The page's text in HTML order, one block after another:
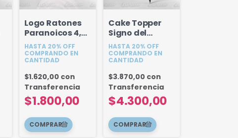
Logo Ratones
Paranoicos 4,5
cm - Modelo 2
HASTA 20% OFF
COMPRANDO EN
CANTIDAD
$1.800,00
$1.620,00 con
Transferencia
Cake Topper
Signo del
Zodiaco
Simbolos 18 cm
- Elegir modelo
HASTA 20% OFF
COMPRANDO EN
CANTIDAD
$4.300,00
$3.870,00 con
Transferencia